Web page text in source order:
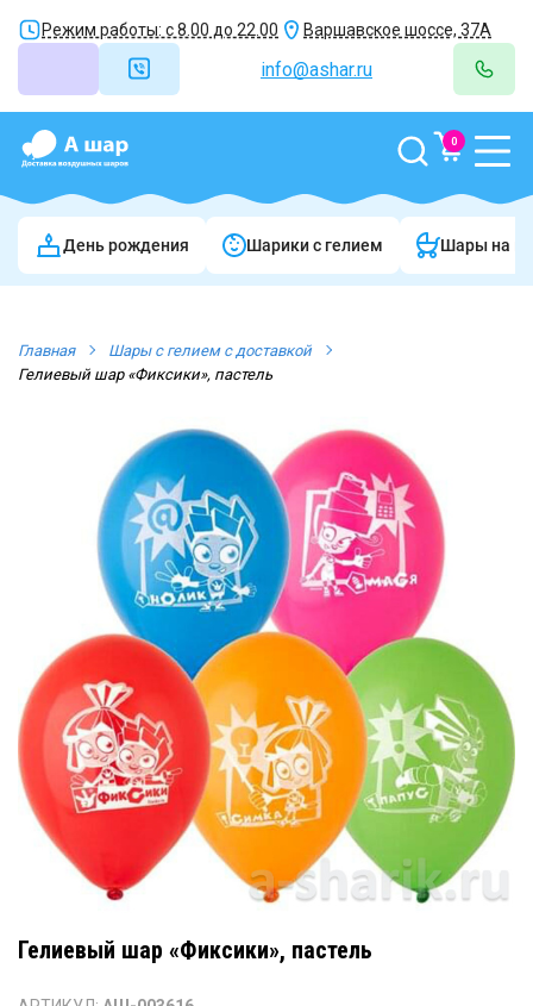
Режим работы: с 8.00 до 22.00 Варшавское шоссе, 37А
info@ashar.ru
0
День рождения Шарики c гелием Шары на
Главная
Шары с гелием с доставкой
Гелиевый шар «Фиксики», пастель
Гелиевый шар «Фиксики», пастель